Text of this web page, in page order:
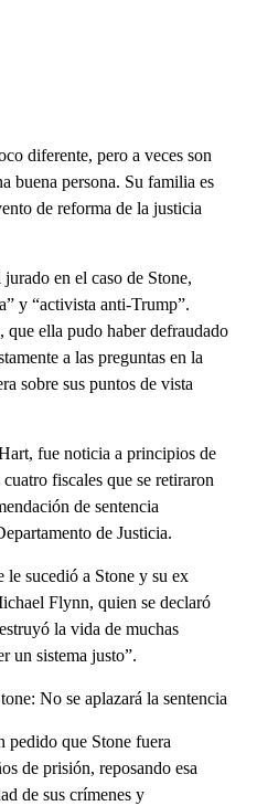
diferente, pero a veces son
buena persona. Su familia es
de reforma de la justicia
en el caso de Stone,
y “activista anti-Trump”.
ella pudo haber defraudado
a las preguntas en la
sobre sus puntos de vista
fue noticia a principios de
fiscales que se retiraron
de sentencia
de Justicia.
le sucedió a Stone y su ex
Flynn, quien se declaró
la vida de muchas
un sistema justo”.
No se aplazará la sentencia
pedido que Stone fuera
de prisión, reposando esa
de sus crímenes y